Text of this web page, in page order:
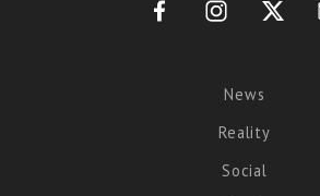
News
Reality
Social